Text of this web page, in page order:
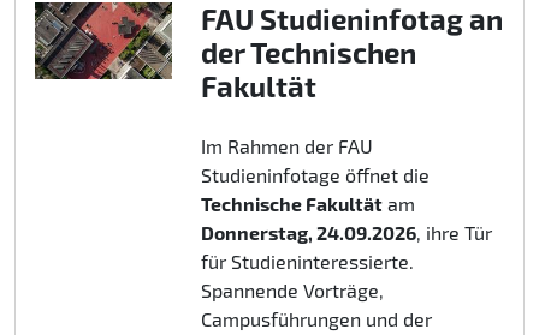
FAU Studieninfotag an
der Technischen
Fakultät
Im Rahmen der FAU
Studieninfotage öffnet die
Technische Fakultätam
Donnerstag, 24.09.2026, ihre Tür
für Studieninteressierte.
Spannende Vorträge,
Campusführungen und der